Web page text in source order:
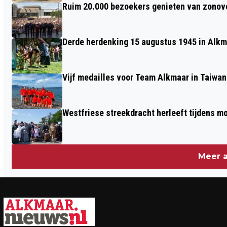
Ruim 20.000 bezoekers genieten van
Derde herdenking 15 augustus 1945 in
Vijf medailles voor Team Alkmaar in Taiwan
Westfriese streekdracht herleeft tijdens
Meer